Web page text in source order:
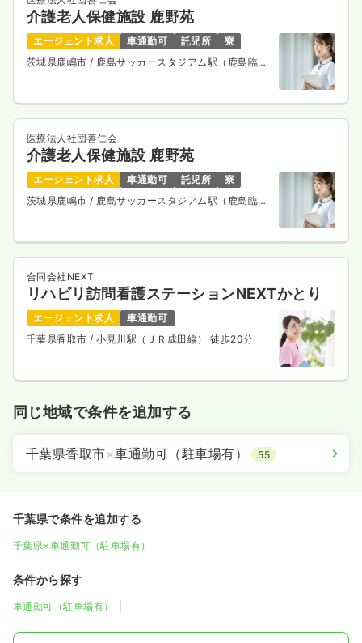
介護老人保健施設 鹿野苑
エージェント求人 車通勤可 託児所
寮
茨城県鹿嶋市/ 鹿島サッカースタジアム駅（鹿島臨海
医療法人社団善仁会
介護老人保健施設 鹿野苑
エージェント求人 車通勤可 託児所
寮
茨城県鹿嶋市/ 鹿島サッカースタジアム駅（鹿島臨海
合同会社NEXT
リハビリ訪問看護ステーションNEXTかとり
エージェント求人
車通勤可
千葉県香取市/ 小見川駅（ＪＲ成田線） 徒歩20分
同じ地域で条件を追加する
千葉県香取市×車通勤可（駐車場有） 55
千葉県で条件を追加する
千葉県×車通勤可（駐車場有）
条件から探す
車通勤可（駐車場有）